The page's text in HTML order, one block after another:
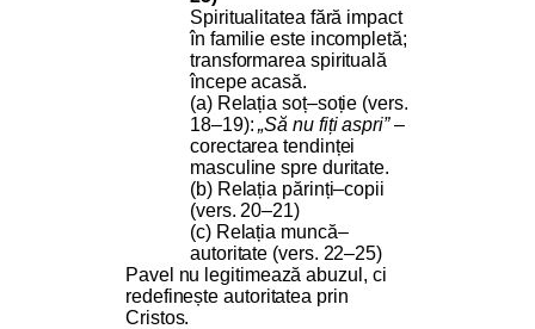
Spiritualitatea fără impact
în familie este incompletă;
transformarea spirituală
începe acasă.
(a) Relația soț–soție (vers.
18–19):„Să nu fiți aspri”–
corectarea tendinței
masculine spre duritate.
(b) Relația părinți–copii
(vers. 20–21)
(c) Relația muncă–
autoritate (vers. 22–25)
Pavel nu legitimează abuzul, ci
redefinește autoritatea prin
Cristos.